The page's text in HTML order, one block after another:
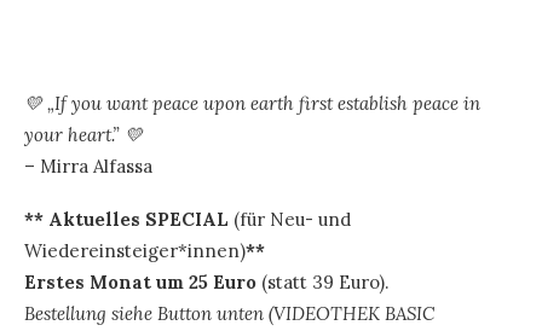
💛 „If you want peace upon earth first establish peace in
your heart.” 💛
– Mirra Alfassa
** Aktuelles SPECIAL (für Neu- und
Wiedereinsteiger*innen)**
Erstes Monat um 25 Euro (statt 39 Euro).
Bestellung siehe Button unten (VIDEOTHEK BASIC